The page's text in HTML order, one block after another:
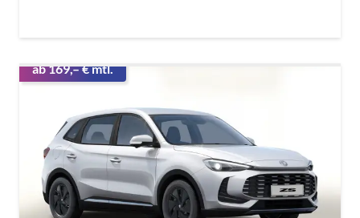
ab 169,– € mtl.